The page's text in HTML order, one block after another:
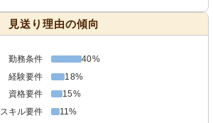
見送り理由の傾向
勤務条件
40%
経験要件
18%
資格要件
15%
スキル要件
11%